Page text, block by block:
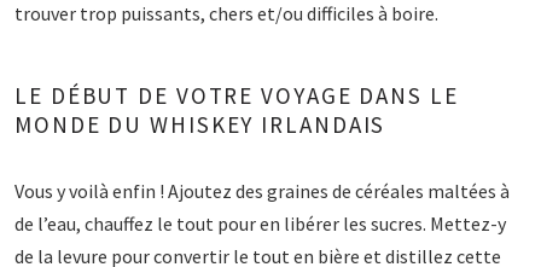
trouver trop puissants, chers et/ou difficiles à boire.
LE DÉBUT DE VOTRE VOYAGE DANS LE
MONDE DU WHISKEY IRLANDAIS
Vous y voilà enfin ! Ajoutez des graines de céréales maltées à
de l’eau, chauffez le tout pour en libérer les sucres. Mettez-y
de la levure pour convertir le tout en bière et distillez cette